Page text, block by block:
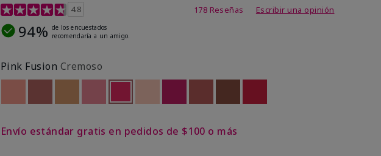
Calificación de clientes de 4,8 de 5
4.8 178 Reseñas Escribir una opinión
94% de los encuestados
recomendaría a un amigo.
Pink Fusion Cremoso
Envío estándar gratis en pedidos de $100 o más